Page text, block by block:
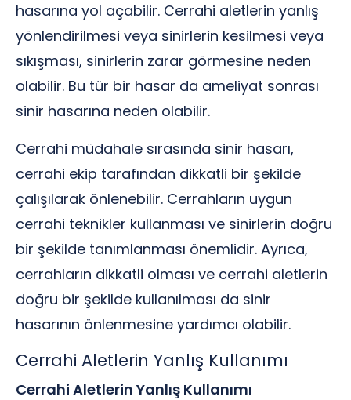
hasarına yol açabilir. Cerrahi aletlerin yanlış
yönlendirilmesi veya sinirlerin kesilmesi veya
sıkışması, sinirlerin zarar görmesine neden
olabilir. Bu tür bir hasar da ameliyat sonrası
sinir hasarına neden olabilir.
Cerrahi müdahale sırasında sinir hasarı,
cerrahi ekip tarafından dikkatli bir şekilde
çalışılarak önlenebilir. Cerrahların uygun
cerrahi teknikler kullanması ve sinirlerin doğru
bir şekilde tanımlanması önemlidir. Ayrıca,
cerrahların dikkatli olması ve cerrahi aletlerin
doğru bir şekilde kullanılması da sinir
hasarının önlenmesine yardımcı olabilir.
Cerrahi Aletlerin Yanlış Kullanımı
Cerrahi Aletlerin Yanlış Kullanımı